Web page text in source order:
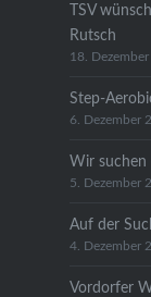
TSV
Rutsch
18.
Step-
6. Dezember
Wir suchen
5. Dezember
Auf der
4. Dezember
Vordorfer